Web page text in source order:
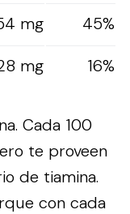
mg
45%
mg 16%
Cada 100
te proveen
de tiamina.
con cada